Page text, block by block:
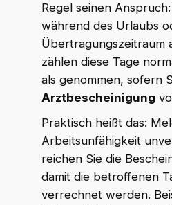
Regel seinen
während des Urlaubs
Übertragungszeitraum
zählen diese Tage
als genommen, sofern
Arztbescheinigung
Praktisch heißt das:
Arbeitsunfähigkeit
reichen Sie die
damit die betroffenen
verrechnet werden.